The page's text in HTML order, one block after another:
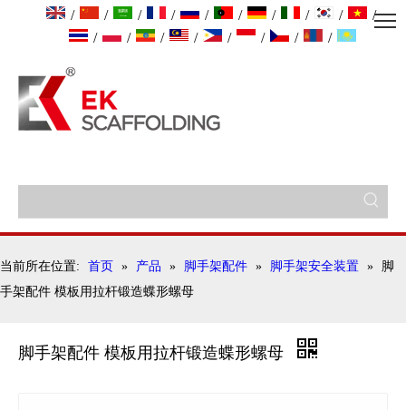
/ / / / / / / / /
/
/
/ / / / / / /
当前所在位置: 首页 » 产品 » 脚手架配件 » 脚手架安全装置 »
脚
手架配件 模板用拉杆锻造蝶形螺母
脚手架配件 模板用拉杆锻造蝶形螺母